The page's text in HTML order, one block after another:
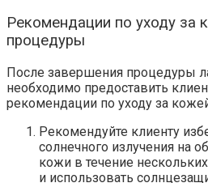
Рекомендации по уходу за
процедуры
После завершения процедуры
необходимо предоставить
рекомендации по уходу за
Рекомендуйте клиенту
солнечного излучения на
кожи в течение
и использовать